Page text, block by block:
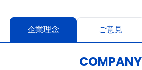
企業理念 ご意見
COMPANY